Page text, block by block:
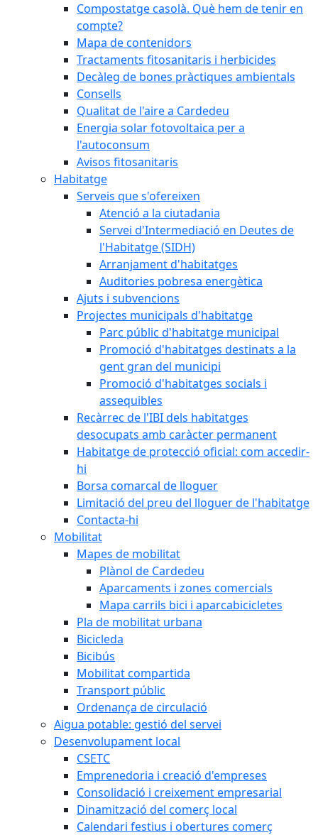
Compostatge casolà. Què hem de tenir en
compte?
Mapa de contenidors
Tractaments fitosanitaris i herbicides
Decàleg de bones pràctiques ambientals
Consells
Qualitat de l'aire a Cardedeu
Energia solar fotovoltaica per a
l'autoconsum
Avisos fitosanitaris
Habitatge
Serveis que s'ofereixen
Atenció a la ciutadania
Servei d'Intermediació en Deutes de
l'Habitatge (SIDH)
Arranjament d'habitatges
Auditories pobresa energètica
Ajuts i subvencions
Projectes municipals d'habitatge
Parc públic d'habitatge municipal
Promoció d'habitatges destinats a la
gent gran del municipi
Promoció d'habitatges socials i
assequibles
Recàrrec de l'IBI dels habitatges
desocupats amb caràcter permanent
Habitatge de protecció oficial: com accedir-
hi
Borsa comarcal de lloguer
Limitació del preu del lloguer de l'habitatge
Contacta-hi
Mobilitat
Mapes de mobilitat
Plànol de Cardedeu
Aparcaments i zones comercials
Mapa carrils bici i aparcabicicletes
Pla de mobilitat urbana
Bicicleda
Bicibús
Mobilitat compartida
Transport públic
Ordenança de circulació
Aigua potable: gestió del servei
Desenvolupament local
CSETC
Emprenedoria i creació d'empreses
Consolidació i creixement empresarial
Dinamització del comerç local
Calendari festius i obertures comerç